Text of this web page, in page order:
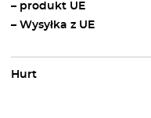
– produkt UE
– Wysyłka z UE
Hurt